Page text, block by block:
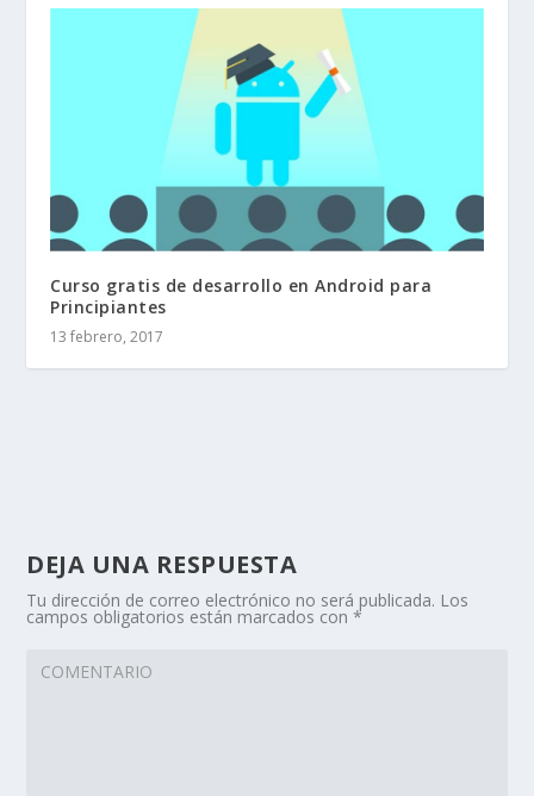
Curso gratis de desarrollo en Android para
Principiantes
13 febrero, 2017
DEJA UNA RESPUESTA
Tu dirección de correo electrónico no será publicada. Los
campos obligatorios están marcados con*